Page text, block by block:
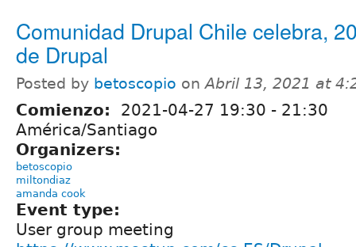
Comunidad Drupal Chile celebra,
de Drupal
Posted by betoscopio onAbril 13, 2021 at
Comienzo: 2021-04-27 19:30 - 21:30
América/Santiago
Organizers:
betoscopio
miltondiaz
amanda cook
Event type:
User group meeting